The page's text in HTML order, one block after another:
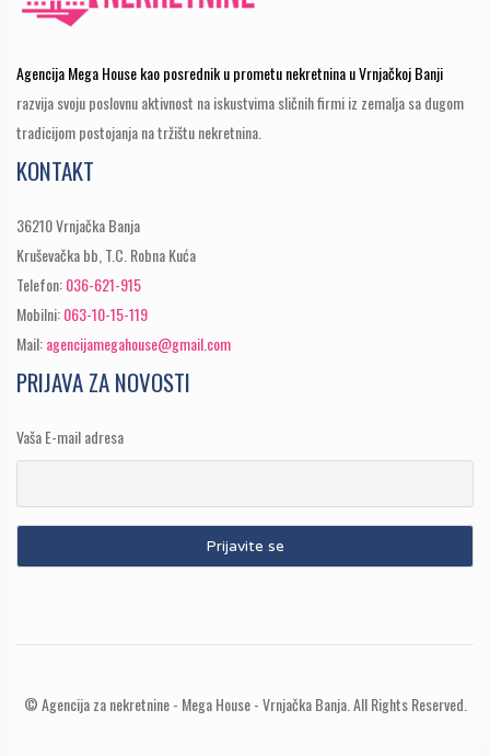
Agencija Mega House kao posrednik u prometu nekretnina u Vrnjačkoj Banji
razvija svoju poslovnu aktivnost na iskustvima sličnih firmi iz zemalja sa dugom
tradicijom postojanja na tržištu nekretnina.
KONTAKT
36210 Vrnjačka Banja
Kruševačka bb, T.C. Robna Kuća
Telefon:036-621-915
Mobilni:063-10-15-119
Mail:agencijamegahouse@gmail.com
PRIJAVA ZA NOVOSTI
Vaša E-mail adresa
© Agencija za nekretnine - Mega House - Vrnjačka Banja. All Rights Reserved.